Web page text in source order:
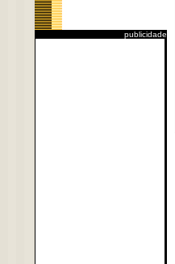
publicidade